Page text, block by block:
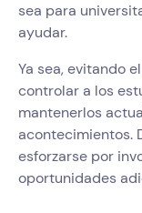
sea para
ayudar.
Ya sea, evitando
controlar a los
mantenerlos
acontecimientos.
esforzarse por
oportunidades